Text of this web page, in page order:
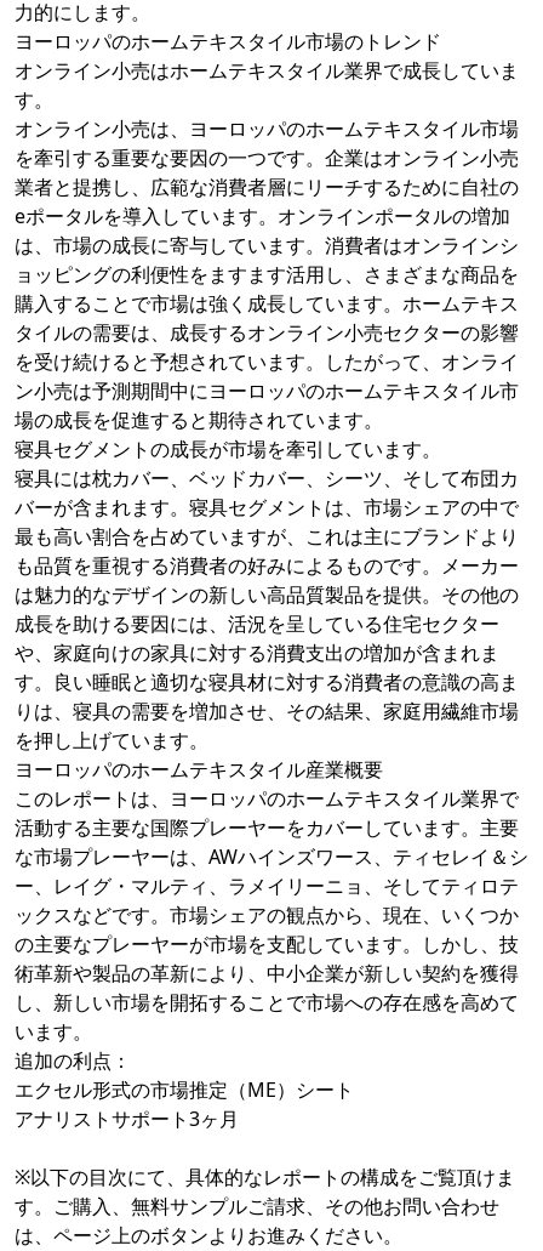
力的にします。
ヨーロッパのホームテキスタイル市場のトレンド
オンライン小売はホームテキスタイル業界で成長していま
す。
オンライン小売は、ヨーロッパのホームテキスタイル市場
を牽引する重要な要因の一つです。企業はオンライン小売
業者と提携し、広範な消費者層にリーチするために自社の
eポータルを導入しています。オンラインポータルの増加
は、市場の成長に寄与しています。消費者はオンラインシ
ョッピングの利便性をますます活用し、さまざまな商品を
購入することで市場は強く成長しています。ホームテキス
タイルの需要は、成長するオンライン小売セクターの影響
を受け続けると予想されています。したがって、オンライ
ン小売は予測期間中にヨーロッパのホームテキスタイル市
場の成長を促進すると期待されています。
寝具セグメントの成長が市場を牽引しています。
寝具には枕カバー、ベッドカバー、シーツ、そして布団カ
バーが含まれます。寝具セグメントは、市場シェアの中で
最も高い割合を占めていますが、これは主にブランドより
も品質を重視する消費者の好みによるものです。メーカー
は魅力的なデザインの新しい高品質製品を提供。その他の
成長を助ける要因には、活況を呈している住宅セクター
や、家庭向けの家具に対する消費支出の増加が含まれま
す。良い睡眠と適切な寝具材に対する消費者の意識の高ま
りは、寝具の需要を増加させ、その結果、家庭用繊維市場
を押し上げています。
ヨーロッパのホームテキスタイル産業概要
このレポートは、ヨーロッパのホームテキスタイル業界で
活動する主要な国際プレーヤーをカバーしています。主要
な市場プレーヤーは、AWハインズワース、ティセレイ＆シ
ー、レイグ・マルティ、ラメイリーニョ、そしてティロテ
ックスなどです。市場シェアの観点から、現在、いくつか
の主要なプレーヤーが市場を支配しています。しかし、技
術革新や製品の革新により、中小企業が新しい契約を獲得
し、新しい市場を開拓することで市場への存在感を高めて
います。
追加の利点：
エクセル形式の市場推定（ME）シート
アナリストサポート3ヶ月
※以下の目次にて、具体的なレポートの構成をご覧頂けま
す。ご購入、無料サンプルご請求、その他お問い合わせ
は、ページ上のボタンよりお進みください。